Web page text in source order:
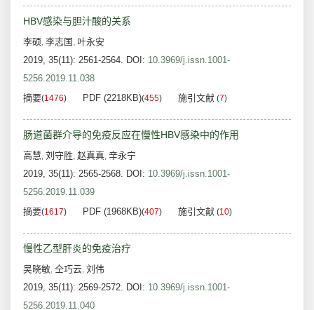
HBV感染与胆汁酸的关系
李硕, 李志国 , 叶永安
2019, 35(11): 2561-2564. DOI: 10.3969/j.issn.1001-
5256.2019.11.038
摘要(1476) PDF (2218KB)(455) 施引文献 (7)
肠道菌群介导的免疫反应在慢性HBV感染中的作用
高慧, 刘守胜, 赵真真, 辛永宁
2019, 35(11): 2565-2568. DOI: 10.3969/j.issn.1001-
5256.2019.11.039
摘要(1617) PDF (1968KB)(407) 施引文献 (10)
慢性乙型肝炎的免疫治疗
吴晓敏, 仝巧云, 刘伟
2019, 35(11): 2569-2572. DOI: 10.3969/j.issn.1001-
5256.2019.11.040